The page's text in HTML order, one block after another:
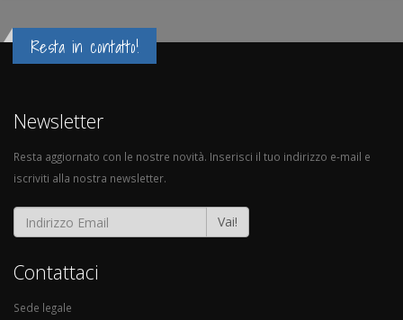
Resta in contatto!
Newsletter
Resta aggiornato con le nostre novità. Inserisci il tuo indirizzo e-mail e
iscriviti alla nostra newsletter.
Vai!
Contattaci
Sede legale